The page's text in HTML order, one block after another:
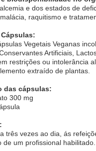
e dos estados de
raquitismo e
Vegetais Veganas
Artificiais,
restrições ou intolerância
extraído de plantas.
das cápsulas:
300 mg
três vezes ao dia, ás
de um profissional habilitado.